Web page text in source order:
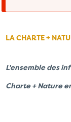
LA CHARTE +
L'ensemble des
Charte + Nature